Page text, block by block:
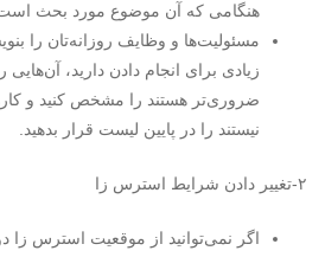
هنگامی که آن موضوع مورد بحث است.
مسئولیت‌ها و وظایف روزانه‌تان را
زیادی برای انجام دادن دارید، آن‌هایی
ضروری‌تر هستند را مشخص کنید و
نیستند را در پایین لیست قرار بدهید.
۲-تغییر دادن شرایط استرس زا
اگر نمی‌توانید از موقعیت استرس زا